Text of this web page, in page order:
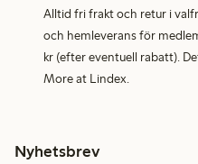
Alltid fri frakt och retur i
och hemleverans för
kr (efter eventuell rabatt).
More at Lindex.
Nyhetsbrev